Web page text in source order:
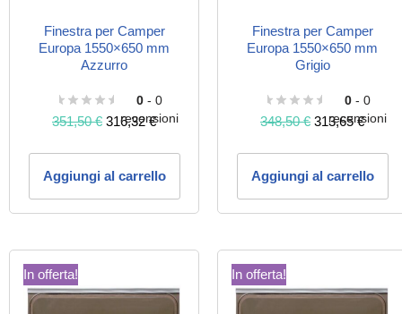
Finestra per Camper
Europa 1550×650 mm
Azzurro
0- 0
recensioni
351,50€ 316,32€
Aggiungi al carrello
Finestra per Camper
Europa 1550×650 mm
Grigio
0- 0
recensioni
348,50€ 313,65€
Aggiungi al carrello
In offerta! In offerta!